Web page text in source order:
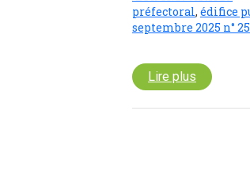
préfectoral, édifice
septembre 2025 n°
Lire plus